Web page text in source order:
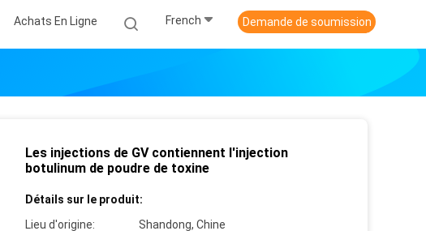
Achats En Ligne French Demande de soumission
Les injections de GV contiennent l'injection
botulinum de poudre de toxine
Détails sur le produit:
Lieu d'origine:
Shandong, Chine